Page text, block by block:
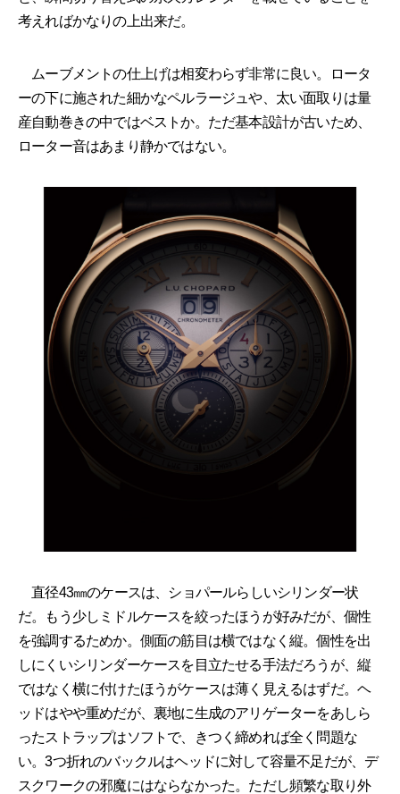
考えればかなりの上出来だ。
ムーブメントの仕上げは相変わらず非常に良い。ロータ
ーの下に施された細かなペルラージュや、太い面取りは量
産自動巻きの中ではベストか。ただ基本設計が古いため、
ローター音はあまり静かではない。
直径43㎜のケースは、ショパールらしいシリンダー状
だ。もう少しミドルケースを絞ったほうが好みだが、個性
を強調するためか。側面の筋目は横ではなく縦。個性を出
しにくいシリンダーケースを目立たせる手法だろうが、縦
ではなく横に付けたほうがケースは薄く見えるはずだ。ヘ
ッドはやや重めだが、裏地に生成のアリゲーターをあしら
ったストラップはソフトで、きつく締めれば全く問題な
い。3つ折れのバックルはヘッドに対して容量不足だが、デ
スクワークの邪魔にはならなかった。ただし頻繁な取り外